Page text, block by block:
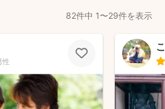
82件中 1〜29件を表示
性